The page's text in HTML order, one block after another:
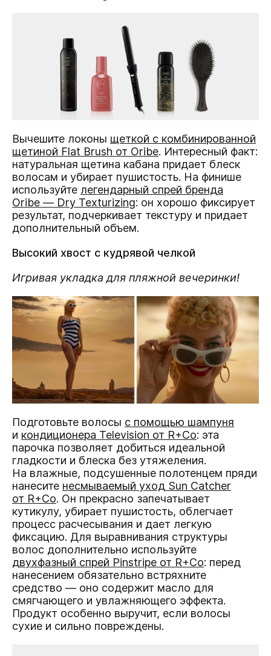
Вычешите локоны щеткой с комбинированной
щетиной Flat Brush от Oribe. Интересный факт:
натуральная щетина кабана придает блеск
волосам и убирает пушистость. На финише
используйте легендарный спрей бренда
Oribe — Dry Texturizing: он хорошо фиксирует
результат, подчеркивает текстуру и придает
дополнительный объем.
Высокий хвост с кудрявой челкой
Игривая укладка для пляжной вечеринки!
Подготовьте волосы с помощью шампуня
и кондиционера Television от R+Co: эта
парочка позволяет добиться идеальной
гладкости и блеска без утяжеления.
На влажные, подсушенные полотенцем пряди
нанесите несмываемый уход Sun Catcher
от R+Co. Он прекрасно запечатывает
кутикулу, убирает пушистость, облегчает
процесс расчесывания и дает легкую
фиксацию. Для выравнивания структуры
волос дополнительно используйте
двухфазный спрей Pinstripe от R+Co: перед
нанесением обязательно встряхните
средство — оно содержит масло для
смягчающего и увлажняющего эффекта.
Продукт особенно выручит, если волосы
сухие и сильно повреждены.